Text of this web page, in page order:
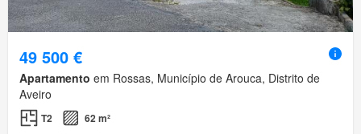
49 500 €
Apartamento em Rossas, Município de Arouca, Distrito de
Aveiro
T2 62 m²